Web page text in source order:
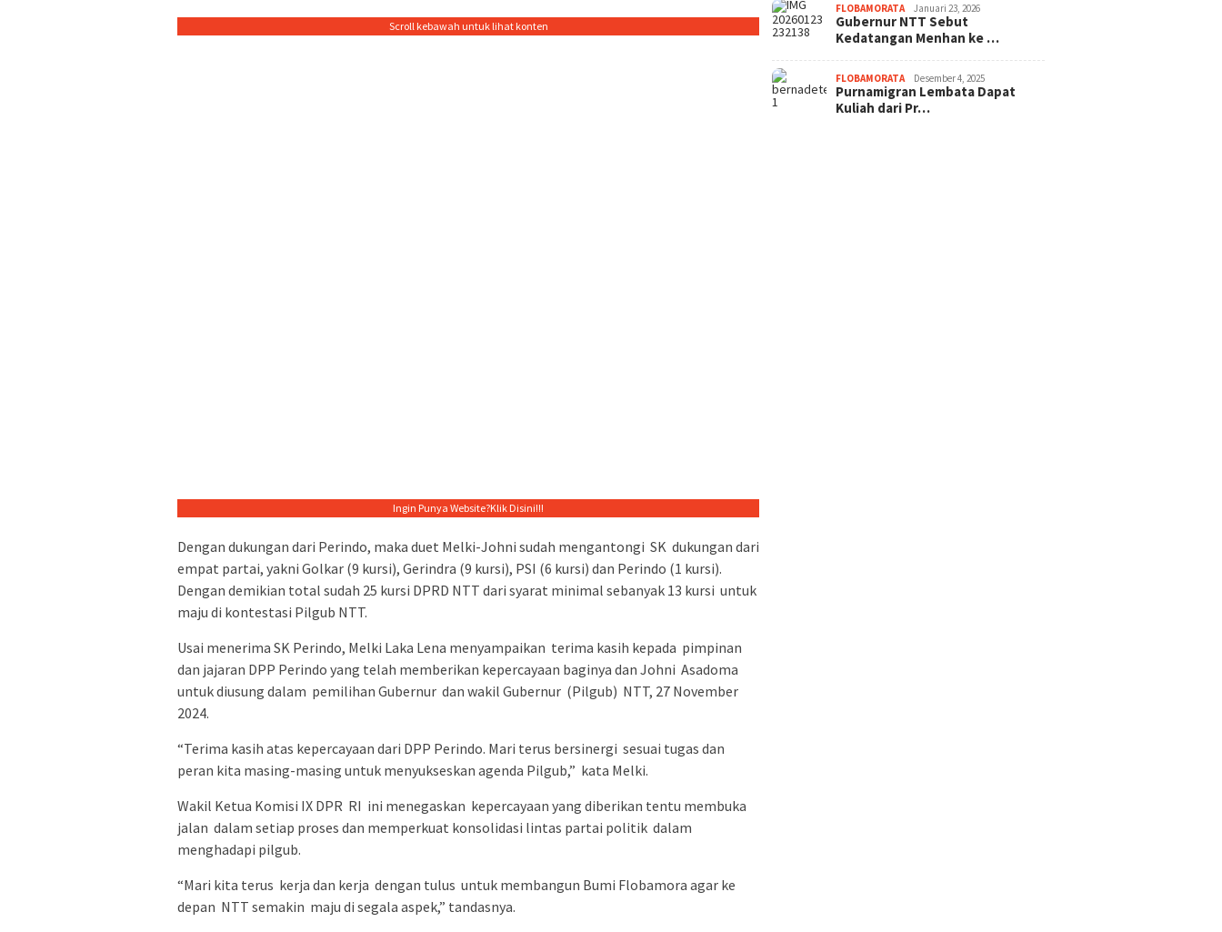
Scroll kebawah untuk lihat konten
Ingin Punya Website?Klik Disini!!!
Dengan dukungan dari Perindo, maka duet Melki-Johni sudah mengantongi SK dukungan dari
empat partai, yakni Golkar (9 kursi), Gerindra (9 kursi), PSI (6 kursi) dan Perindo (1 kursi).
Dengan demikian total sudah 25 kursi DPRD NTT dari syarat minimal sebanyak 13 kursi untuk
maju di kontestasi Pilgub NTT.
Usai menerima SK Perindo, Melki Laka Lena menyampaikan terima kasih kepada pimpinan
dan jajaran DPP Perindo yang telah memberikan kepercayaan baginya dan Johni Asadoma
untuk diusung dalam pemilihan Gubernur dan wakil Gubernur (Pilgub) NTT, 27 November
2024.
“Terima kasih atas kepercayaan dari DPP Perindo. Mari terus bersinergi sesuai tugas dan
peran kita masing-masing untuk menyukseskan agenda Pilgub,” kata Melki.
Wakil Ketua Komisi IX DPR RI ini menegaskan kepercayaan yang diberikan tentu membuka
jalan dalam setiap proses dan memperkuat konsolidasi lintas partai politik dalam
menghadapi pilgub.
“Mari kita terus kerja dan kerja dengan tulus untuk membangun Bumi Flobamora agar ke
depan NTT semakin maju di segala aspek,” tandasnya.
FLOBAMORATA Januari 23, 2026
Gubernur NTT Sebut
Kedatangan Menhan ke …
FLOBAMORATA Desember 4, 2025
Purnamigran Lembata Dapat
Kuliah dari Pr…